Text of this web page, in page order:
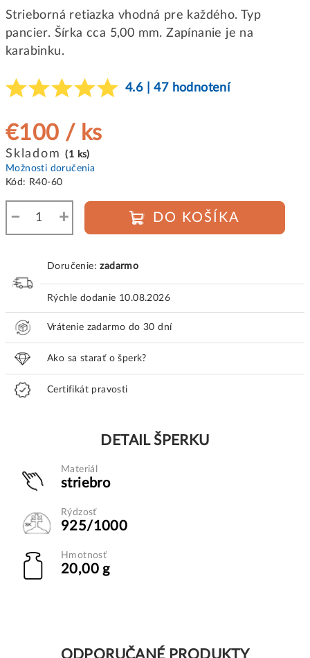
Strieborná retiazka vhodná pre každého. Typ
pancier. Šírka cca 5,00 mm. Zapínanie je na
karabinku.
4.6 | 47 hodnotení
€100 / ks
Jednotková
cena:
Skladom(1 ks)
Možnosti doručenia
Kód: R40-60
+
− DO KOŠÍKA
Doručenie:zadarmo
Rýchle dodanie 10.08.2026
Vrátenie zadarmo do 30 dní
Ako sa starať o šperk?
Certifikát pravosti
DETAIL ŠPERKU
Materiál
striebro
Rýdzosť
925/1000
Hmotnosť
20,00 g
ODPORUČANÉ PRODUKTY